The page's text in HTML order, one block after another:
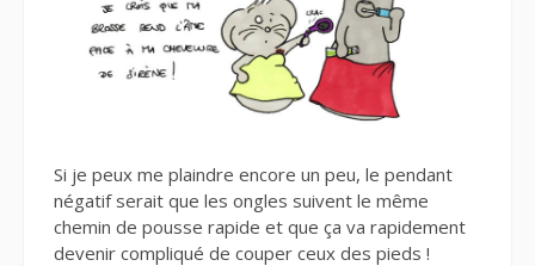
Si je peux me plaindre encore un peu, le pendant
négatif serait que les ongles suivent le même
chemin de pousse rapide et que ça va rapidement
devenir compliqué de couper ceux des pieds !